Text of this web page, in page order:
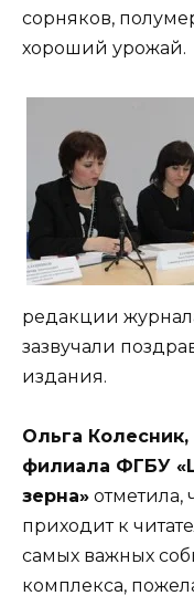
сорняков,
хороший урожай.
редакции
зазвучали
издания.
Ольга
филиала ФГБУ
зерна» отметила,
приходит к
самых важных
комплекса,